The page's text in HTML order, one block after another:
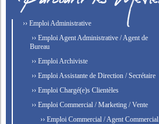
›› Emploi Administrative
›› Emploi Agent Administrative / Agent de
Bureau
›› Emploi Archiviste
›› Emploi Assistante de Direction / Secrétaire
›› Emploi Chargé(e)s Clientèles
›› Emploi Commercial / Marketing / Vente
›› Emploi Commercial / Agent Commercial